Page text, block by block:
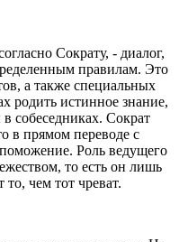
Сократу, - диалог,
правилам. Это
а также специальных
родить истинное знание,
собеседниках. Сократ
в прямом переводе с
Роль ведущего
то есть он лишь
то, чем тот чреват.